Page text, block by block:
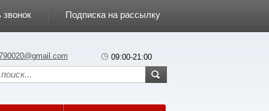
звонок Подписка на рассылку
09:00-21:00